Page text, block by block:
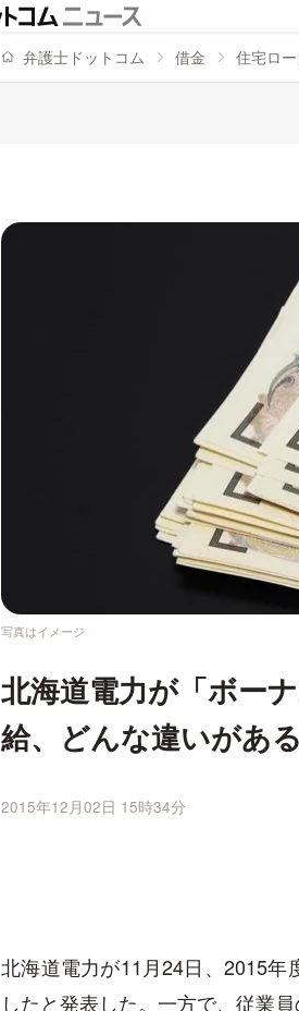
弁護士ドットコム 借金 住宅ロ
写真はイメージ
北海道電力が「ボー
給、どんな違いがあ
2015年12月02日 15時34分
北海道電力が11月24日、2015
したと発表した。一方で、従業